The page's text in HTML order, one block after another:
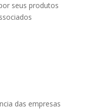
seus produtos
das empresas